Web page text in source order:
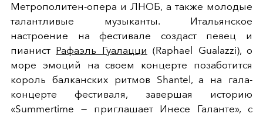
Метрополитен-опера и ЛНОБ, а также молодые
талантливые музыканты. Итальянское
настроение на фестивале создаст певец и
пианист Рафаэль Гуалацци (Raphael Gualazzi), о
море эмоций на своем концерте позаботится
король балканских ритмов Shantel, а на гала-
концерте фестиваля, завершая историю
«Summertime — приглашает Инесе Галанте», с